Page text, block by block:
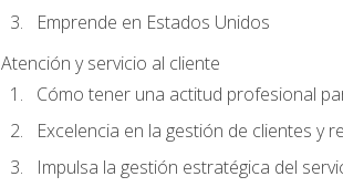
Emprende en Estados Unidos
Atención y servicio al cliente
Cómo tener una actitud profesional
Excelencia en la gestión de clientes y
Impulsa la gestión estratégica del